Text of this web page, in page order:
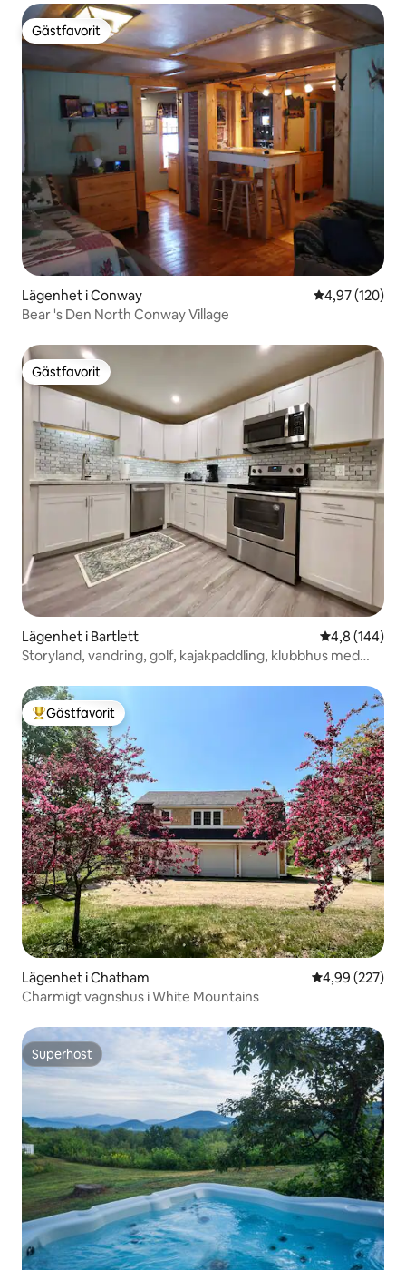
Gästfavorit
Gästfavorit
Lägenhet i Conway 4,97 av 5 i
4,97 (120)
Bear 's Den North Conway Village
Gästfavorit
Gästfavorit
Lägenhet i Bartlett 4,8 av 5 i
4,8 (144)
Storyland, vandring, golf, kajakpaddling, klubbhus med
Populär gästfavorit
Gästfavorit
Lägenhet i Chatham 4,99 av 5 i
4,99 (227)
Charmigt vagnshus i White Mountains
Superhost
Superhost